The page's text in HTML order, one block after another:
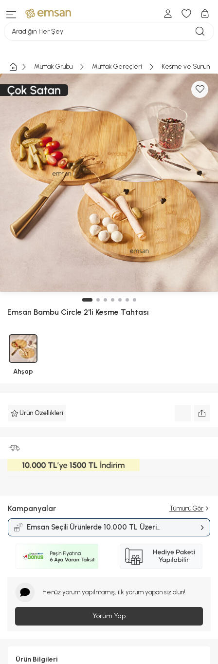
Aradığın Her Şey
Mutfak Grubu Mutfak Gereçleri Kesme ve Sunum
Emsan Bambu Circle 2'li Kesme Tahtası
Ahşap
Ürün Özellikleri
Kampanyalar Tümünü Gör
Emsan Seçili Ürünlerde 10.000 TL Üzeri
Alışverişlerde 1.500 TL İndirimKampanyası
Henüz yorum yapılmamış, ilk yorum yapan siz olun!
Yorum Yap
Ürün Bilgileri